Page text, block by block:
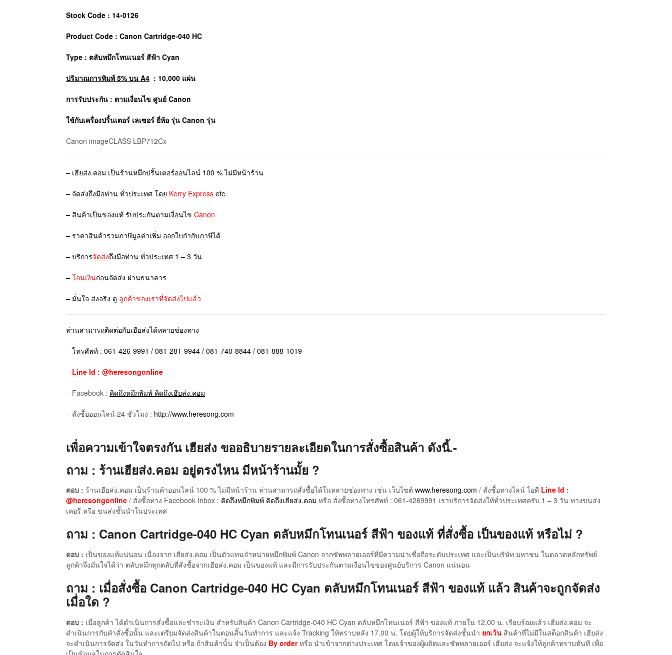
Stock Code : 14-0126
Product Code : Canon Cartridge-040 HC
Type : ตลับหมึกโทนเนอร์ สีฟ้า Cyan
ปริมาณการพิมพ์ 5% บน A4 : 10,000 แผ่น
การรับประกัน : ตามเงื่อนไข ศูนย์ Canon
ใช้กับเครื่องปริ้นเตอร์ เลเซอร์ ยี่ห้อ รุ่น Canon รุ่น
Canon imageCLASS LBP712Cx
– เฮียส่ง.คอม เป็นร้านหมึกปริ้นเตอร์ออนไลน์ 100 % ไม่มีหน้าร้าน
– จัดส่งถึงมือท่าน ทั่วประเทศ โดย Kerry Express etc.
– สินค้าเป็นของแท้ รับประกันตามเงื่อนไข Canon
– ราคาสินค้ารวมภาษีมูลค่าเพิ่ม ออกใบกำกับภาษีได้
– บริการจัดส่งถึงมือท่าน ทั่วประเทศ 1 – 3 วัน
– โอนเงินก่อนจัดส่ง ผ่านธนาคาร
– มั่นใจ ส่งจริง ดู ลูกค้าของเราที่จัดส่งไปแล้ว
ท่านสามารถติดต่อกับเฮียส่งได้หลายช่องทาง
– โทรศัพท์ : 061-426-9991 / 081-281-9944 / 081-740-8844 / 081-888-1019
– Line Id : @heresongonline
– Facebook : คิดถึงหมึกพิมพ์ คิดถึงเฮียส่ง.คอม
– สั่งซื้อออนไลน์ 24 ชั่วโมง : http://www.heresong.com
เพื่อความเข้าใจตรงกัน เฮียส่ง ขออธิบายรายละเอียดในการสั่งซื้อสินค้า ดังนี้.-
ถาม : ร้านเฮียส่ง.คอม อยู่ตรงไหน มีหน้าร้านมั้ย ?
ตอบ : ร้านเฮียส่ง.คอม เป็นร้านค้าออนไลน์ 100 % ไม่มีหน้าร้าน ท่านสามารถสั่งซื้อได้ในหลายช่องทาง เช่น เว็บไซต์ www.heresong.com / สั่งซื้อทางไลน์ ไอดี Line Id :
@heresongonline / สั่งซื้อทาง Facebook Inbox : คิดถึงหมึกพิมพ์ คิดถึงเฮียส่ง.คอม หรือ สั่งซื้อทางโทรศัพท์ : 061-4269991 เราบริการจัดส่งให้ทั่วประเทศครับ 1 – 3 วัน ทางขนส่ง
เคอรี่ หรือ ขนส่งชั้นนำในประเทศ
ถาม : Canon Cartridge-040 HC Cyan ตลับหมึกโทนเนอร์ สีฟ้า ของแท้ ที่สั่งซื้อ เป็นของแท้ หรือไม่ ?
ตอบ : เป็นของแท้แน่นอน เนื่องจาก เฮียส่ง.คอม เป็นตัวแทนจำหน่ายหมึกพิมพ์ Canon จากซัพพลายเออร์ที่มีความน่าเชื่อถือระดับประเทศ และเป็นบริษัท มหาชน ในตลาดหลักทรัพย์
ลูกค้าจึงมั่นใจได้ว่า ตลับหมึกทุกตลับที่สั่งซื้อจากเฮียส่ง.คอม เป็นของแท้ และมีการรับประกันตามเงื่อนไขของศูนย์บริการ Canon แน่นอน
ถาม : เมื่อสั่งซื้อ Canon Cartridge-040 HC Cyan ตลับหมึกโทนเนอร์ สีฟ้า ของแท้ แล้ว สินค้าจะถูกจัดส่ง
เมื่อใด ?
ตอบ : เมื่อลูกค้า ได้ดำเนินการสั่งซื้อและชำระเงิน สำหรับสินค้า Canon Cartridge-040 HC Cyan ตลับหมึกโทนเนอร์ สีฟ้า ของแท้ ภายใน 12.00 น. เรียบร้อยแล้ว เฮียส่ง.คอม จะ
ดำเนินการกับคำสั่งซื้อนั้น และเตรียมจัดส่งสินค้าในตอนสิ้นวันทำการ และแจ้ง Tracking ให้ทราบหลัง 17.00 น. โดยผู้ให้บริการจัดส่งชั้นนำ ยกเว้น สินค้าที่ไม่มีในสต็อกสินค้า เฮียส่ง
จะดำเนินการจัดส่ง ในวันทำการถัดไป หรือ ถ้าสินค้านั้น จำเป็นต้อง By orderหรือ นำเข้าจากต่างประเทศ โดยเจ้าของผู้ผลิตและซัพพลายเออร์ เฮียส่ง จะแจ้งให้ลูกค้าทราบทันที เพื่อ